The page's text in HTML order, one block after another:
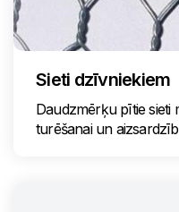
Sieti dzīvniekiem
Daudzmērķu pītie sieti
turēšanai un